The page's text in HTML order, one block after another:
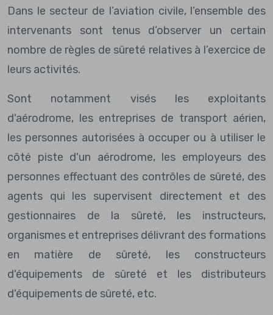
Dans le secteur de l’aviation civile, l’ensemble des
intervenants sont tenus d’observer un certain
nombre de règles de sûreté relatives à l’exercice de
leurs activités.
Sont notamment visés les exploitants
d'aérodrome, les entreprises de transport aérien,
les personnes autorisées à occuper ou à utiliser le
côté piste d'un aérodrome, les employeurs des
personnes effectuant des contrôles de sûreté, des
agents qui les supervisent directement et des
gestionnaires de la sûreté, les instructeurs,
organismes et entreprises délivrant des formations
en matière de sûreté, les constructeurs
d'équipements de sûreté et les distributeurs
d'équipements de sûreté, etc.